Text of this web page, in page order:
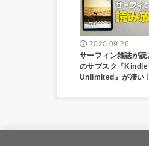
2020.09.26
サーフィン雑誌が読
のサブスク『Kindle
Unlimited』が凄い！